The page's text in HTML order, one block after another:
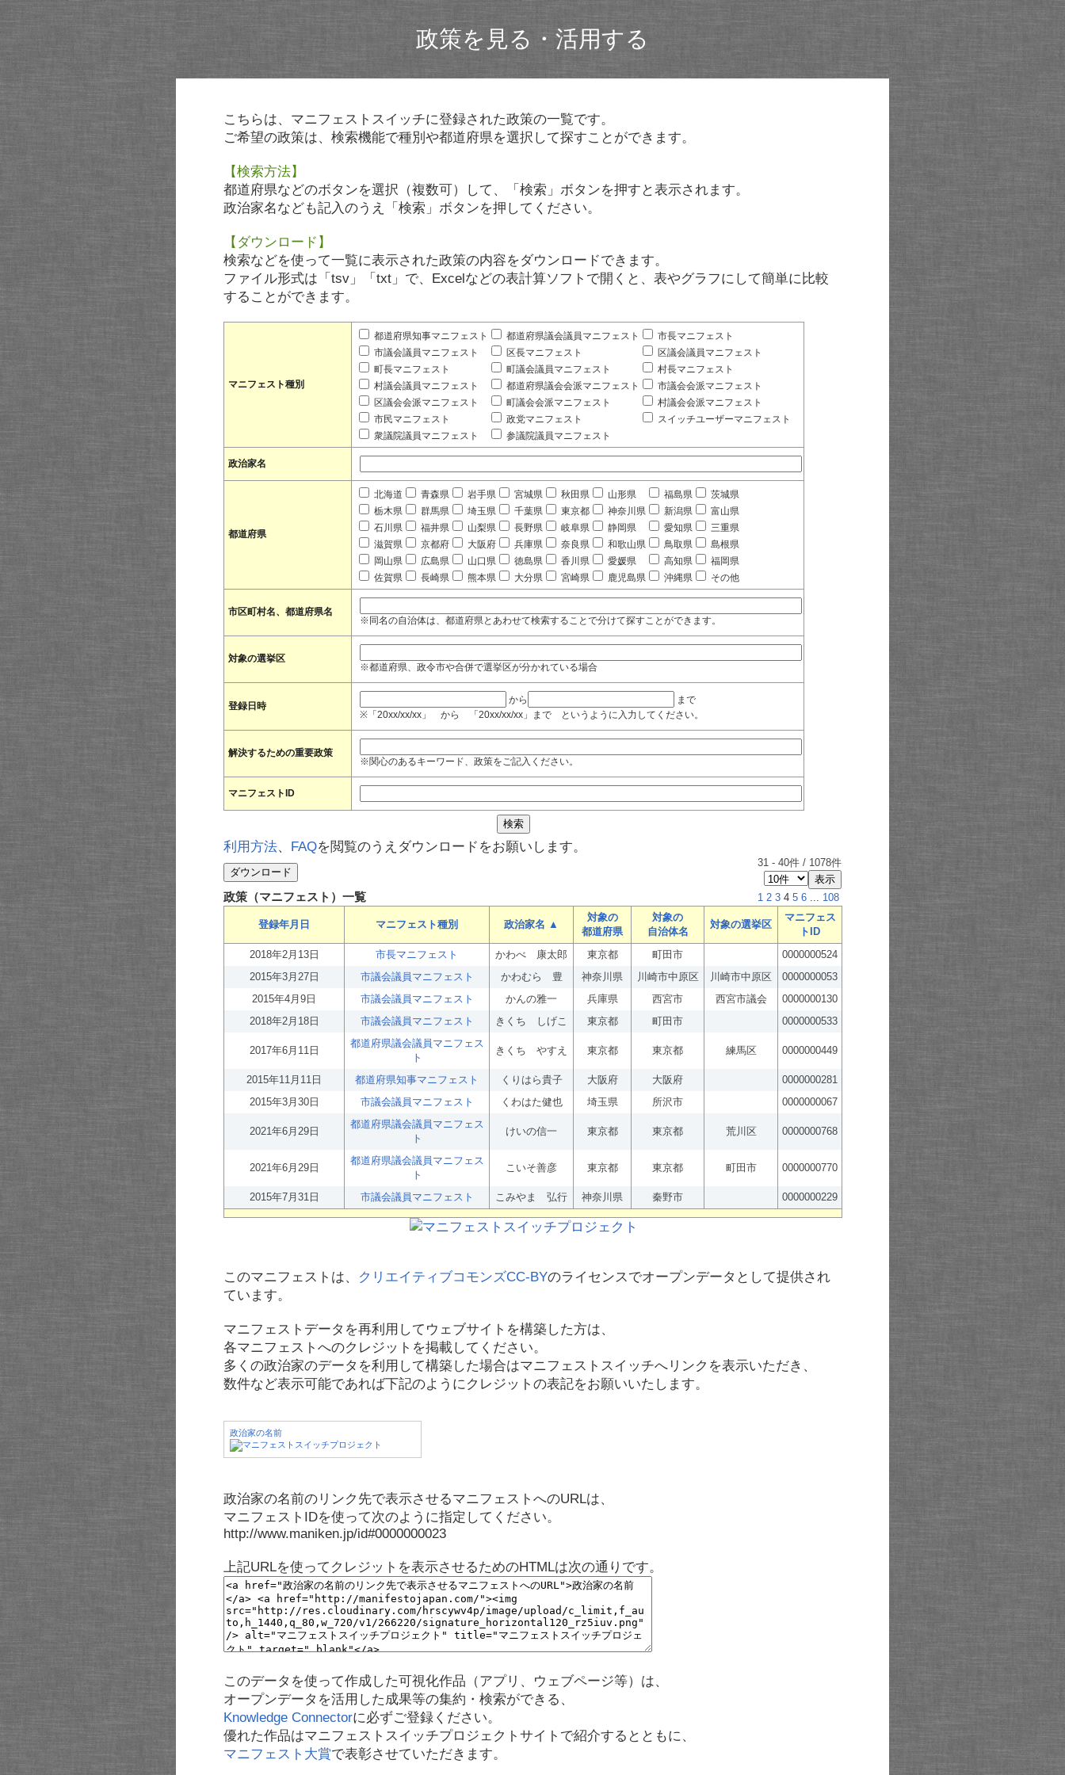
政策を見る・活用する
こちらは、マニフェストスイッチに登録された政策の一覧です。
ご希望の政策は、検索機能で種別や都道府県を選択して探すことができます。
【検索方法】
都道府県などのボタンを選択（複数可）して、「検索」ボタンを押すと表示されます。
政治家名なども記入のうえ「検索」ボタンを押してください。
【ダウンロード】
検索などを使って一覧に表示された政策の内容をダウンロードできます。
ファイル形式は「tsv」「txt」で、Excelなどの表計算ソフトで開くと、表やグラフにして簡単に比較
することができます。
マニフェスト種別
都道府県知事マニフェスト 都道府県議会議員マニフェスト
市長マニフェスト
市議会議員マニフェスト
区長マニフェスト
区議会議員マニフェスト
町長マニフェスト
町議会議員マニフェスト
村長マニフェスト
村議会議員マニフェスト
都道府県議会会派マニフェスト
市議会会派マニフェスト
区議会会派マニフェスト
町議会会派マニフェスト
村議会会派マニフェスト
市民マニフェスト
政党マニフェスト
スイッチユーザーマニフェスト
衆議院議員マニフェスト
参議院議員マニフェスト
政治家名
都道府県
北海道 青森県 岩手県 宮城県 秋田県 山形県 福島県
茨城県
栃木県
群馬県 埼玉県 千葉県 東京都 神奈川県 新潟県
富山県
石川県
福井県 山梨県 長野県 岐阜県 静岡県 愛知県
三重県
滋賀県
京都府 大阪府 兵庫県 奈良県 和歌山県 鳥取県
島根県
岡山県
広島県 山口県 徳島県 香川県 愛媛県 高知県
福岡県
佐賀県
長崎県 熊本県 大分県 宮崎県 鹿児島県 沖縄県 その他
市区町村名、都道府県名
※同名の自治体は、都道府県とあわせて検索することで分けて探すことができます。
対象の選挙区
※都道府県、政令市や合併で選挙区が分かれている場合
登録日時
から
まで
※「20xx/xx/xx」 から 「20xx/xx/xx」まで というように入力してください。
解決するための重要政策
※関心のあるキーワード、政策をご記入ください。
マニフェストID
利用方法、 FAQを閲覧のうえダウンロードをお願いします。
31 - 40件 / 1078件
政策（マニフェスト）一覧 1 2 3 4 5 6 ... 108
登録年月日 マニフェスト種別 政治家名 ▲
対象の
都道府県
対象の
自治体名
対象の選挙区
マニフェス
トID
2018年2月13日
市長マニフェスト かわべ 康太郎 東京都 町田市
0000000524
2015年3月27日
市議会議員マニフェスト かわむら 豊 神奈川県 川崎市中原区 川崎市中原区
0000000053
2015年4月9日
市議会議員マニフェスト かんの雅一 兵庫県 西宮市 西宮市議会
0000000130
2018年2月18日
市議会議員マニフェスト きくち しげこ 東京都 町田市 0000000533
2017年6月11日
都道府県議会議員マニフェス
ト
きくち やすえ 東京都 東京都 練馬区 0000000449
2015年11月11日 都道府県知事マニフェスト くりはら貴子 大阪府 大阪府
0000000281
2015年3月30日
市議会議員マニフェスト くわはた健也 埼玉県 所沢市 0000000067
2021年6月29日
都道府県議会議員マニフェス
ト
けいの信一 東京都 東京都 荒川区 0000000768
2021年6月29日
都道府県議会議員マニフェス
ト
こいそ善彦 東京都 東京都 町田市 0000000770
2015年7月31日 市議会議員マニフェスト こみやま 弘行 神奈川県 秦野市 0000000229
このマニフェストは、 クリエイティブコモンズCC-BYのライセンスでオープンデータとして提供され
ています。
マニフェストデータを再利用してウェブサイトを構築した方は、
各マニフェストへのクレジットを掲載してください。
多くの政治家のデータを利用して構築した場合はマニフェストスイッチへリンクを表示いただき、
数件など表示可能であれば下記のようにクレジットの表記をお願いいたします。
政治家の名前
政治家の名前のリンク先で表示させるマニフェストへのURLは、
マニフェストIDを使って次のように指定してください。
http://www.maniken.jp/id#0000000023
上記URLを使ってクレジットを表示させるためのHTMLは次の通りです。
このデータを使って作成した可視化作品（アプリ、ウェブページ等）は、
オープンデータを活用した成果等の集約・検索ができる、
Knowledge Connectorに必ずご登録ください。
優れた作品はマニフェストスイッチプロジェクトサイトで紹介するとともに、
マニフェスト大賞で表彰させていただきます。